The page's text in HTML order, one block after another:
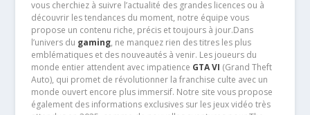
vous cherchiez à suivre l’actualité des grandes licences ou à
découvrir les tendances du moment, notre équipe vous
propose un contenu riche, précis et toujours à jour.Dans
l’univers du gaming, ne manquez rien des titres les plus
emblématiques et des nouveautés à venir. Les joueurs du
monde entier attendent avec impatience GTA VI (Grand Theft
Auto), qui promet de révolutionner la franchise culte avec un
monde ouvert encore plus immersif. Notre site vous propose
également des informations exclusives sur les jeux vidéo très